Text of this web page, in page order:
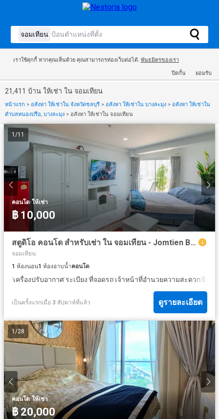
เราใช้คุกกี้ หากคุณเห็นด้วย คุณสามารถรท่องเว็บต่อได้. พันธมิตรของเรา
ปิดกั้น ยอมรับ
21,411 บ้าน ให้เช่า ใน จอมเทียน
หน้าแรก > อสังหา ให้เช่าใน จังหวัดชลบุรี > อสังหา ให้เช่าใน บางละมุง > อสังหา ให้เช่าใน
ตำบลหนองปรือ, บางละมุง > อสังหา ให้เช่าใน จอมเทียน
1 /11
คอนโด·ให้เช่า
฿ 10,000
สตูดิโอ คอนโด สำหรับเช่า ใน จอมเทียน - Jomtien Beach Condo (Rimhad)
จอมเทียน
1 ห้องนอน1 ห้องอาบน้ำคอนโด
·เครื่องปรับอากาศ·ระเบียง·ที่จอดรถ·เจ้าหน้าที่อำนวยความสะดวก·ยิม
เป็นครั้งแรกเมื่อ 3 สัปดาห์ที่แล้ว ดูรายละเอียด
1 /28
คอนโด·ให้เช่า
฿ 20,000